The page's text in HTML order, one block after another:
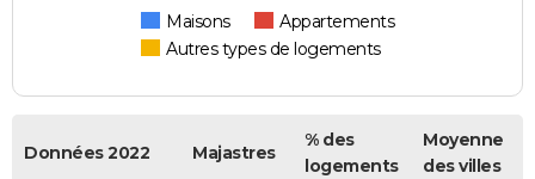
Maisons
Appartements
Autres types de logements
Données 2022 Majastres
% des
logements
Moyenne
des villes